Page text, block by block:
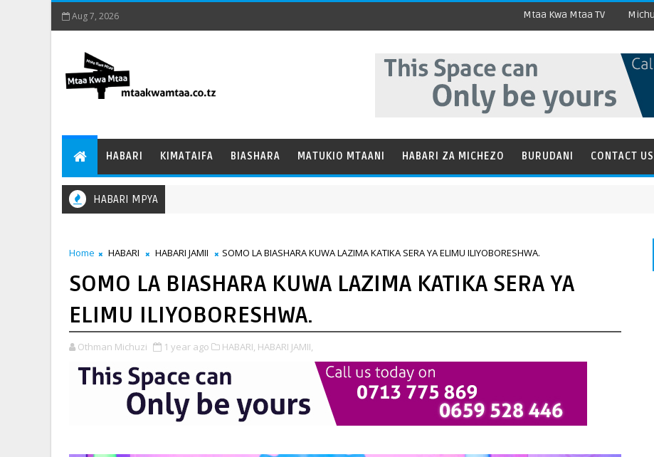
Aug 7, 2026 Mtaa Kwa Mtaa TV
HABARI KIMATAIFA BIASHARA MATUKIO MTAANI HABARI ZA MICHEZO BURUDANI CONTACT US
HABARI MPYA
Home HABARI HABARI JAMII SOMO LA BIASHARA KUWA LAZIMA KATIKA SERA YA ELIMU ILIYOBORESHWA.
SOMO LA BIASHARA KUWA LAZIMA KATIKA SERA YA
ELIMU ILIYOBORESHWA.
Othman Michuzi 1 year ago HABARI, HABARI JAMII,